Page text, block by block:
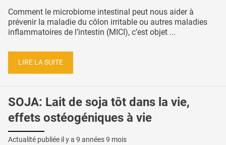
Comment le microbiome intestinal peut nous aider à
prévenir la maladie du côlon irritable ou autres maladies
inflammatoires de l’intestin (MICI), c’est objet ...
LIRE LA SUITE
SOJA: Lait de soja tôt dans la vie,
effets ostéogéniques à vie
Actualité publiée il y a 9 années 9 mois